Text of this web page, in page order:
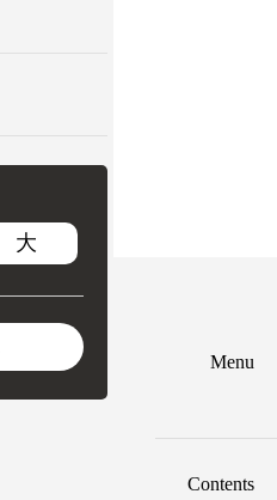
大
Menu
Contents